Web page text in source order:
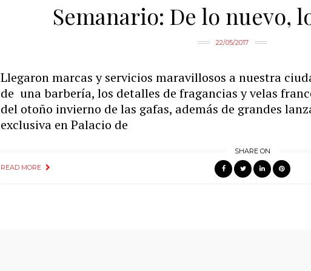
Semanario: De lo nuevo,
22/05/2017
Llegaron marcas y servicios maravillosos a nuestra
de una barbería, los detalles de fragancias y velas
del otoño invierno de las gafas, además de grandes
exclusiva en Palacio de
READ MORE
SHARE ON